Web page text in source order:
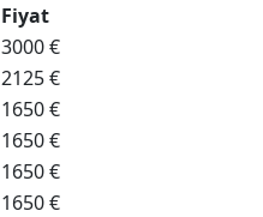
Fiyat
3000 €
2125 €
1650 €
1650 €
1650 €
1650 €